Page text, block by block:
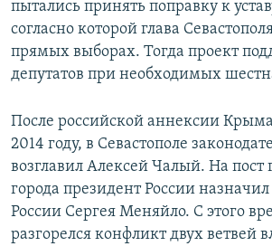
пытались принять поправку к
согласно которой глава
прямых выборах. Тогда проект
депутатов при необходимых
После российской аннексии
2014 году, в Севастополе
возглавил Алексей Чалый. На пост
города президент России
России Сергея Меняйло. С этого
разгорелся конфликт двух ветвей